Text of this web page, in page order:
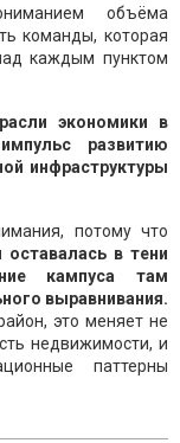
объёма
команды, которая
каждым пунктом
экономики в
развитию
инфраструктуры
потому что
в тени
кампуса там
выравнивания.
это меняет не
недвижимости, и
паттерны